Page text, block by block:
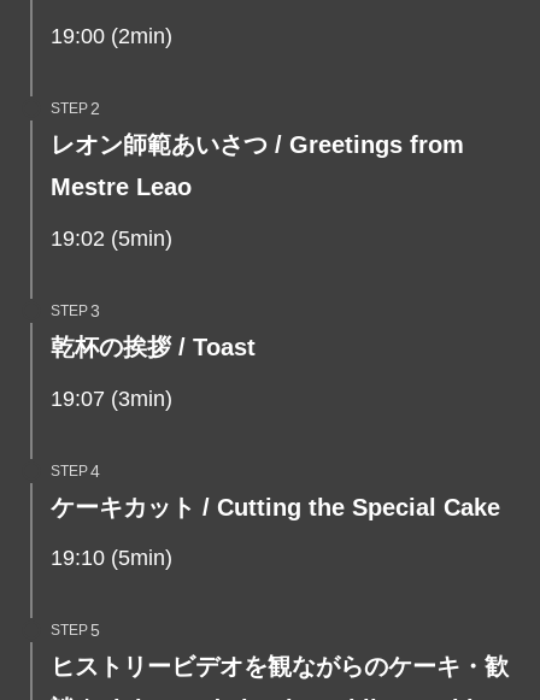
19:00 (2min)
STEP
レオン師範あいさつ / Greetings from
Mestre Leao
19:02 (5min)
STEP
乾杯の挨拶 / Toast
19:07 (3min)
STEP
ケーキカット / Cutting the Special Cake
19:10 (5min)
STEP
ヒストリービデオを観ながらのケーキ・歓